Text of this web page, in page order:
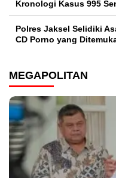
Kronologi Kasus 995
Polres Jaksel Selidiki
CD Porno yang
MEGAPOLITAN